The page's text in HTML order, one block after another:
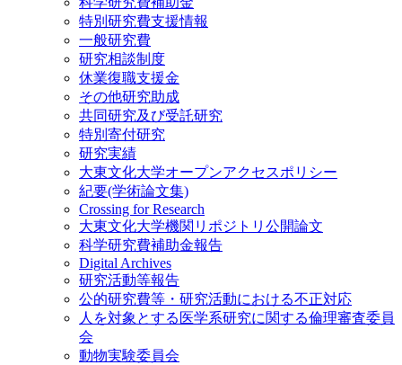
特別研究費支援情報
一般研究費
研究相談制度
休業復職支援金
その他研究助成
共同研究及び受託研究
特別寄付研究
研究実績
大東文化大学オープンアクセスポリシー
紀要(学術論文集)
Crossing for Research
大東文化大学機関リポジトリ公開論文
科学研究費補助金報告
Digital Archives
研究活動等報告
公的研究費等・研究活動における不正対応
人を対象とする医学系研究に関する倫理審査委員
会
動物実験委員会